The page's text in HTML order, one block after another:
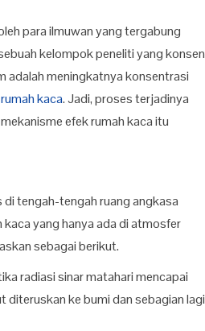
para ilmuwan yang tergabung
kelompok peneliti yang konsen
adalah meningkatnya konsentrasi
kaca. Jadi, proses terjadinya
efek rumah kaca itu
tengah-tengah ruang angkasa
yang hanya ada di atmosfer
sebagai berikut.
radiasi sinar matahari mencapai
ke bumi dan sebagian lagi